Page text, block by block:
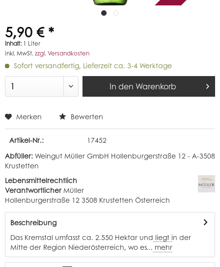
5,90 € *
Inhalt: 1 Liter
inkl. MwSt. zzgl. Versandkosten
Sofort versandfertig, Lieferzeit ca. 3-4 Werktage
In den Warenkorb
Merken Bewerten
Artikel-Nr.:
17452
Abfüller: Weingut Müller GmbH Hollenburgerstraße 12 - A-3508
Krustetten
Lebensmittelrechtlich
VerantwortlicherMüller
Hollenburgerstraße 12 3508 Krustetten Österreich
Beschreibung
Das Kremstal umfasst ca. 2.550 Hektar und liegt in der
Mitte der Region Niederösterreich, wo es... mehr